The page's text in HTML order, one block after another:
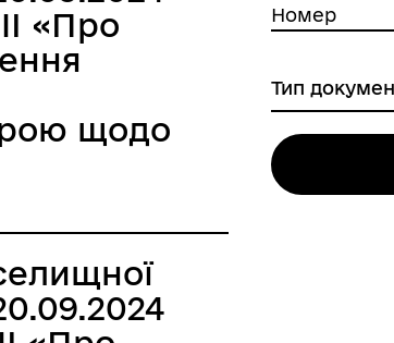
в
ради
«Про
щодо
зі
яка
у
Номер